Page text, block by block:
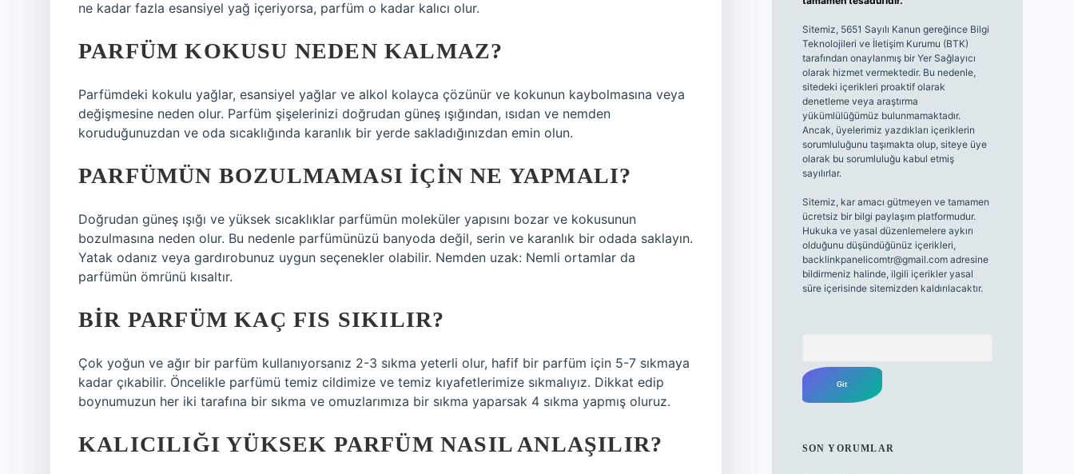
ne kadar fazla esansiyel yağ içeriyorsa, parfüm o kadar kalıcı olur.
PARFÜM KOKUSU NEDEN KALMAZ?
Parfümdeki kokulu yağlar, esansiyel yağlar ve alkol kolayca çözünür ve kokunun kaybolmasına veya
değişmesine neden olur. Parfüm şişelerinizi doğrudan güneş ışığından, ısıdan ve nemden
koruduğunuzdan ve oda sıcaklığında karanlık bir yerde sakladığınızdan emin olun.
PARFÜMÜN BOZULMAMASI IÇIN NE YAPMALI?
Doğrudan güneş ışığı ve yüksek sıcaklıklar parfümün moleküler yapısını bozar ve kokusunun
bozulmasına neden olur. Bu nedenle parfümünüzü banyoda değil, serin ve karanlık bir odada saklayın.
Yatak odanız veya gardırobunuz uygun seçenekler olabilir. Nemden uzak: Nemli ortamlar da
parfümün ömrünü kısaltır.
BIR PARFÜM KAÇ FIS SIKILIR?
Çok yoğun ve ağır bir parfüm kullanıyorsanız 2-3 sıkma yeterli olur, hafif bir parfüm için 5-7 sıkmaya
kadar çıkabilir. Öncelikle parfümü temiz cildimize ve temiz kıyafetlerimize sıkmalıyız. Dikkat edip
boynumuzun her iki tarafına bir sıkma ve omuzlarımıza bir sıkma yaparsak 4 sıkma yapmış oluruz.
KALICILIĞI YÜKSEK PARFÜM NASIL ANLAŞILIR?
Sitemiz, 5651 Sayılı Kanun gereğince Bilgi
Teknolojileri ve İletişim Kurumu (BTK)
tarafından onaylanmış bir Yer Sağlayıcı
olarak hizmet vermektedir. Bu nedenle,
sitedeki içerikleri proaktif olarak
denetleme veya araştırma
yükümlülüğümüz bulunmamaktadır.
Ancak, üyelerimiz yazdıkları içeriklerin
sorumluluğunu taşımakta olup, siteye üye
olarak bu sorumluluğu kabul etmiş
sayılırlar.
Sitemiz, kar amacı gütmeyen ve tamamen
ücretsiz bir bilgi paylaşım platformudur.
Hukuka ve yasal düzenlemelere aykırı
olduğunu düşündüğünüz içerikleri,
backlinkpanelicomtr@gmail.comadresine
bildirmeniz halinde, ilgili içerikler yasal
süre içerisinde sitemizden kaldırılacaktır.
SON YORUMLAR